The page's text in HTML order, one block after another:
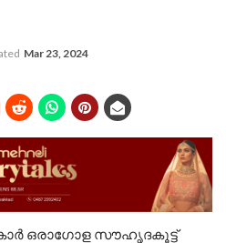
Mar 23, 2024
ഒരാഗോള സൗഹൃദകൂട്ട്